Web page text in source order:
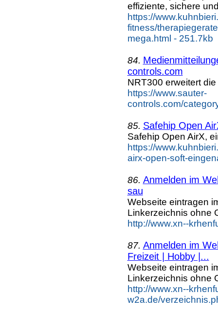
effiziente, sichere
https://
fitness/
mega.html - 251.7kb
84.
controls.com
NRT300 erweitert die
https://www.sauter-
controls.com/
85. Safehip Open
Safehip Open AirX,
https://
airx-open-soft-
86. Anmelden im
sau
Webseite eintragen
Linkerzeichnis ohne
http://www.xn--
87. Anmelden im
Freizeit | Hobby |...
Webseite eintragen
Linkerzeichnis ohne
http://www.xn--
w2a.de/